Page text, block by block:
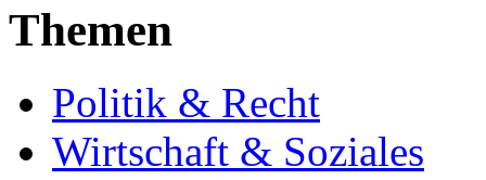
Themen
Politik & Recht
Wirtschaft & Soziales